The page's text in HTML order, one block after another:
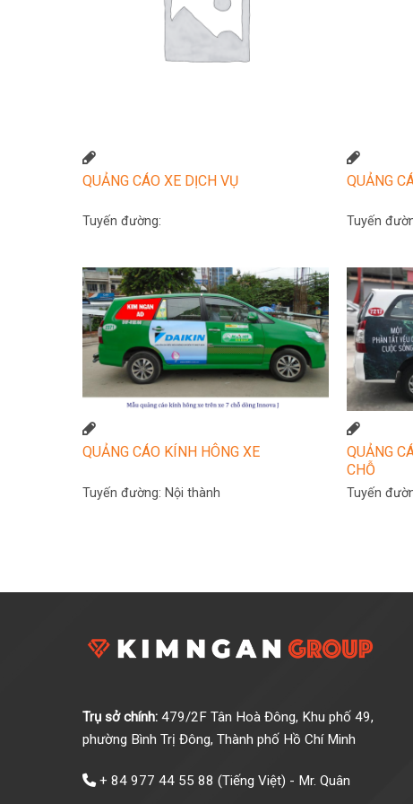
QUẢNG CÁO XE DỊCH VỤ
Tuyến đường:
QUẢNG
Tuyến
QUẢNG CÁO KÍNH HÔNG XE
Tuyến đường: Nội thành
QUẢNG
CHỖ
Tuyến
Trụ sở chính: 479/2F Tân Hoà Đông, Khu phố 49,
phường Bình Trị Đông, Thành phố Hồ Chí Minh
+ 84 977 44 55 88 (Tiếng Việt) - Mr. Quân